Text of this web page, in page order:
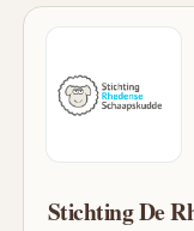
Stichting De